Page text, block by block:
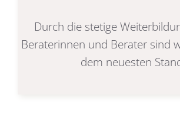
Durch die stetige
Beraterinnen und Berater sind
dem neuesten